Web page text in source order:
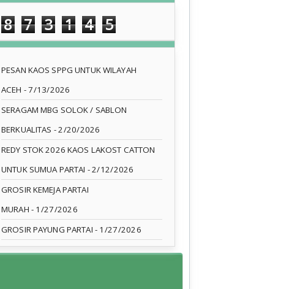
8 7 3 1 4 5
PESAN KAOS SPPG UNTUK WILAYAH
ACEH - 7/13/2026
SERAGAM MBG SOLOK / SABLON
BERKUALITAS - 2/20/2026
REDY STOK 2026 KAOS LAKOST CATTON
UNTUK SUMUA PARTAI - 2/12/2026
GROSIR KEMEJA PARTAI
MURAH - 1/27/2026
GROSIR PAYUNG PARTAI - 1/27/2026